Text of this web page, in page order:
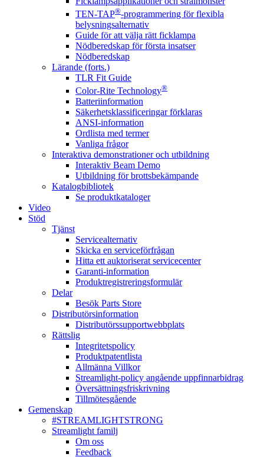
TEN-TAP®-programmering för flexibla
belysningsalternativ
Guide för att välja rätt ficklampa
Nödberedskap för första insatser
Nödberedskap
Lärande (forts.)
TLR Fit Guide
Color-Rite Technology®
Batteriinformation
Säkerhetsklassificeringar förklaras
ANSI-information
Ordlista med termer
Vanliga frågor
Interaktiva demonstrationer och utbildning
Interaktiv Beam Demo
Utbildning för brottsbekämpande
Katalogbibliotek
Se produktkataloger
Video
Stöd
Tjänst
Servicealternativ
Skicka en serviceförfrågan
Hitta ett auktoriserat servicecenter
Garanti-information
Produktregistreringsformulär
Delar
Besök Parts Store
Distributörsinformation
Distributörssupportwebbplats
Rättslig
Integritetspolicy
Produktpatentlista
Allmänna Villkor
Streamlight-policy angående uppfinnarbidrag
Översättningsfriskrivning
Tillmötesgående
Gemenskap
#STREAMLIGHTSTRONG
Streamlight familj
Om oss
Feedback